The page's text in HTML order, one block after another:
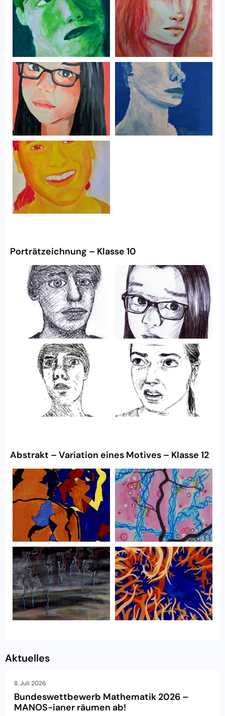
Porträtzeichnung – Klasse 10
Abstrakt – Variation eines Motives – Klasse 12
Aktuelles
8. Juli 2026
Bundeswettbewerb Mathematik 2026 –
MANOS-ianer räumen ab!